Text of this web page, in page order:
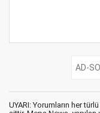
UYARI: Yorumların her